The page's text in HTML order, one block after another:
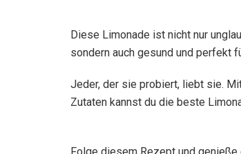
Diese Limonade ist nicht nur
sondern auch gesund und perfekt
Jeder, der sie probiert, liebt sie.
Zutaten kannst du die beste